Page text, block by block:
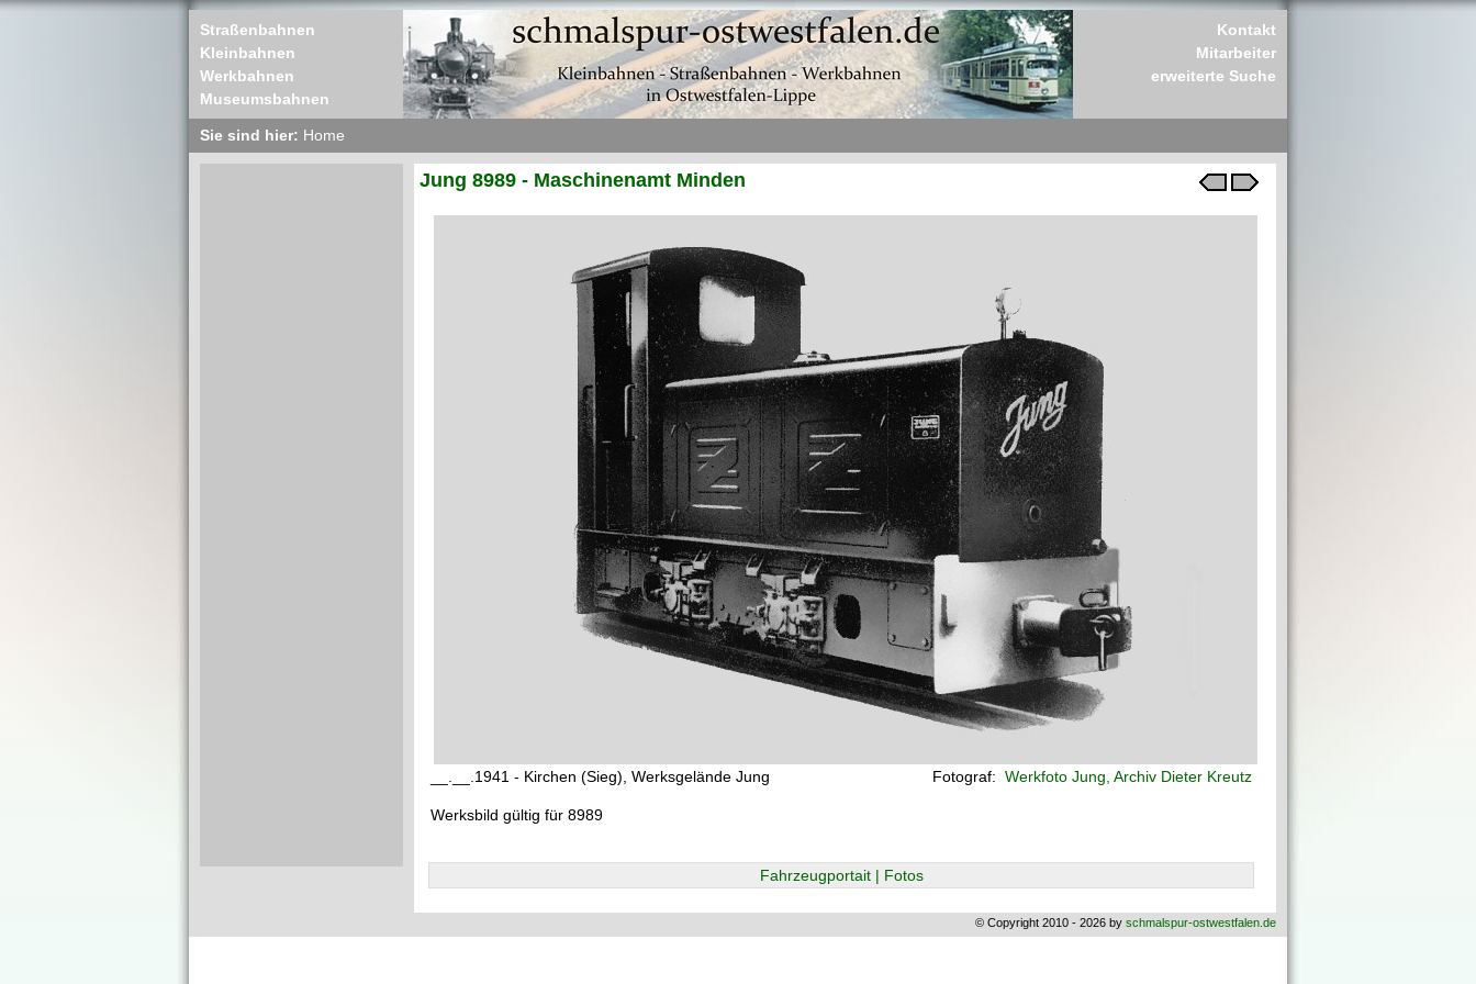
Straßenbahnen
Kleinbahnen
Werkbahnen
Museumsbahnen
Kontakt
Mitarbeiter
erweiterte Suche
Sie sind hier: Home
Jung 8989 - Maschinenamt Minden
__.__.1941 - Kirchen (Sieg), Werksgelände Jung Fotograf: Werkfoto Jung, Archiv Dieter Kreutz
Werksbild gültig für 8989
Fahrzeugportait | Fotos
© Copyright 2010 - 2026 by schmalspur-ostwestfalen.de